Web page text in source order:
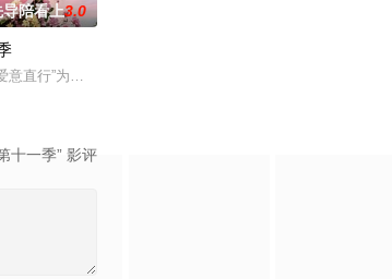
目邀请大神玩家进入全封
陪看上3.0
意直行”为核心主题，聚焦真诚直白的新式恋爱，告别无效
十一季” 影评